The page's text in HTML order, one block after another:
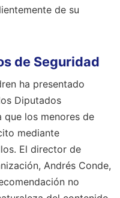
de su
de Seguridad
ha presentado
Diputados
los menores de
mediante
El director de
Andrés Conde,
no